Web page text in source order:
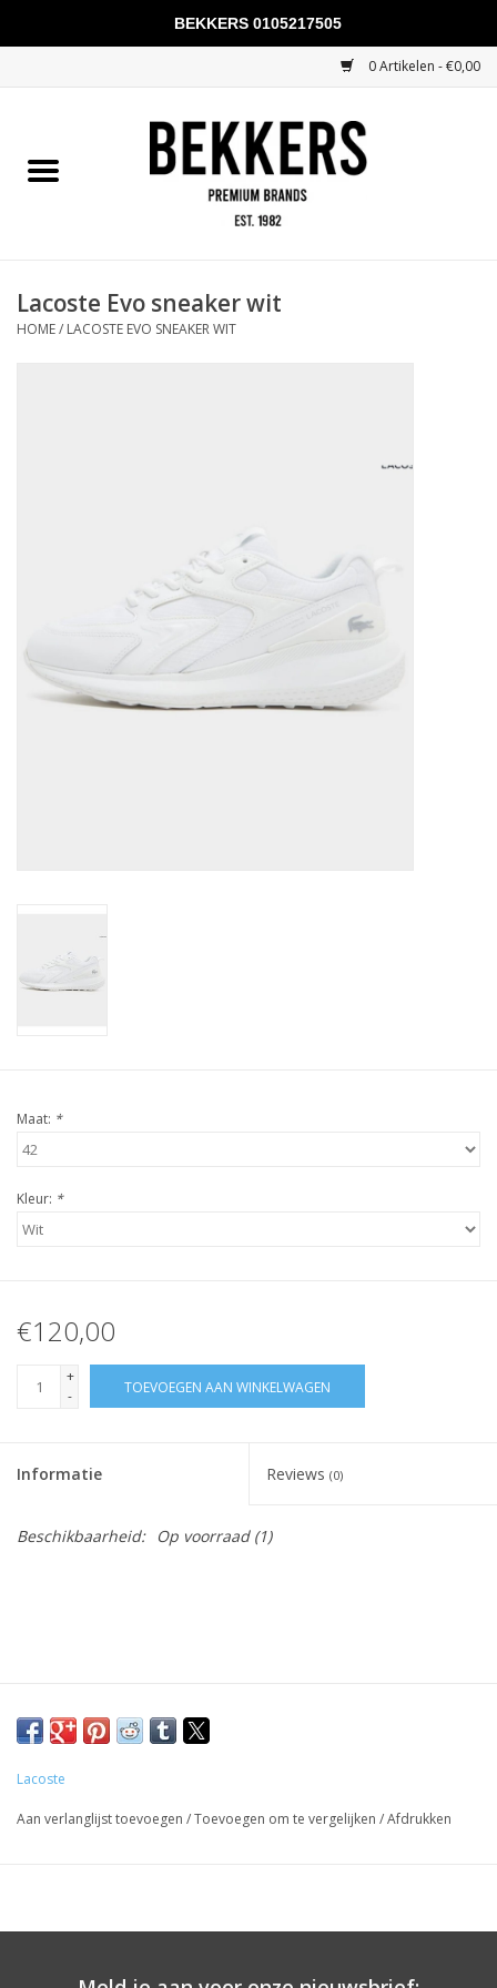
0 Artikelen - €0,00
Mannen
KADOBONNEN
Lacoste Evo sneaker wit
HOME/ LACOSTE EVO SNEAKER WIT
Maat: *
Kleur: *
€120,00
+
-
TOEVOEGEN AAN WINKELWAGEN
Informatie Reviews (0)
Beschikbaarheid: Op voorraad(1)
Lacoste
Aan verlanglijst toevoegen /Toevoegen om te vergelijken /Afdrukken
BEKKERS 0105217505